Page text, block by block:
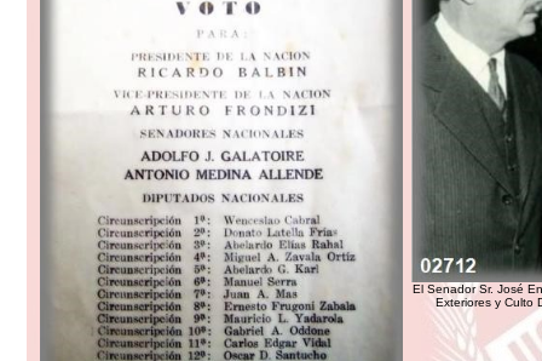
El Senador Sr. José
Exteriores y Culto